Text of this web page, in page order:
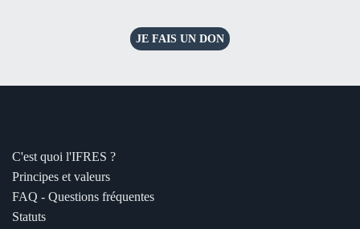
JE FAIS UN DON
C'est quoi l'IFRES ?
Principes et valeurs
FAQ - Questions fréquentes
Statuts